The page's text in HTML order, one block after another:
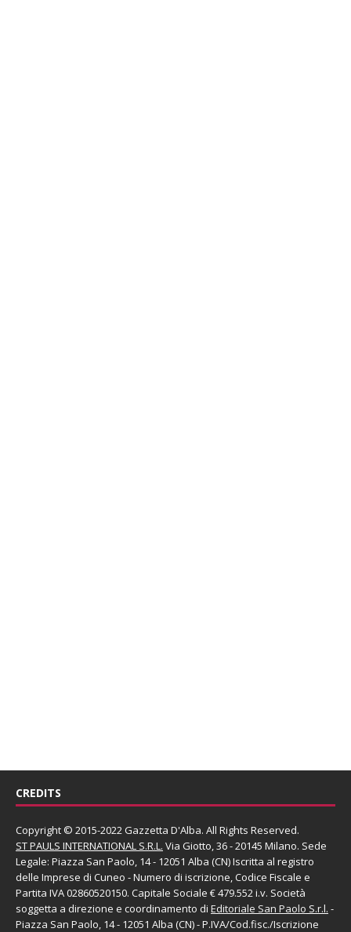
CREDITS
Copyright © 2015-2022 Gazzetta D'Alba. All Rights Reserved.
ST PAULS INTERNATIONAL S.R.L. Via Giotto, 36 - 20145 Milano. Sede
Legale: Piazza San Paolo, 14 - 12051 Alba (CN) Iscritta al registro
delle Imprese di Cuneo - Numero di iscrizione, Codice Fiscale e
Partita IVA 02860520150. Capitale Sociale € 479.552 i.v. Società
soggetta a direzione e coordinamento di Editoriale San Paolo S.r.l. -
Piazza San Paolo, 14 - 12051 Alba (CN) - P.IVA/Cod.fisc./Iscrizione